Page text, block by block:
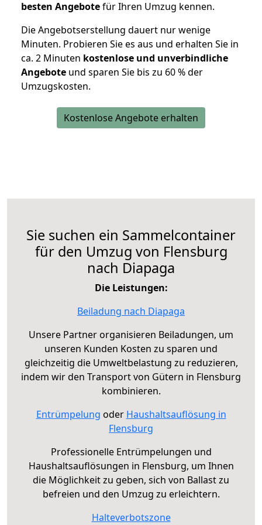
besten Angebotefür Ihren Umzug kennen.
Die Angebotserstellung dauert nur wenige
Minuten. Probieren Sie es aus und erhalten Sie in
ca. 2 Minuten kostenlose und unverbindliche
Angebote und sparen Sie bis zu 60 % der
Umzugskosten.
Kostenlose Angebote erhalten
Sie suchen ein Sammelcontainer
für den Umzug von Flensburg
nach Diapaga
Die Leistungen:
Beiladung nach Diapaga
Unsere Partner organisieren Beiladungen, um
unseren Kunden Kosten zu sparen und
gleichzeitig die Umweltbelastung zu reduzieren,
indem wir den Transport von Gütern in Flensburg
kombinieren.
Entrümpelung oder Haushaltsauflösung in
Flensburg
Professionelle Entrümpelungen und
Haushaltsauflösungen in Flensburg, um Ihnen
die Möglichkeit zu geben, sich von Ballast zu
befreien und den Umzug zu erleichtern.
Halteverbotszone